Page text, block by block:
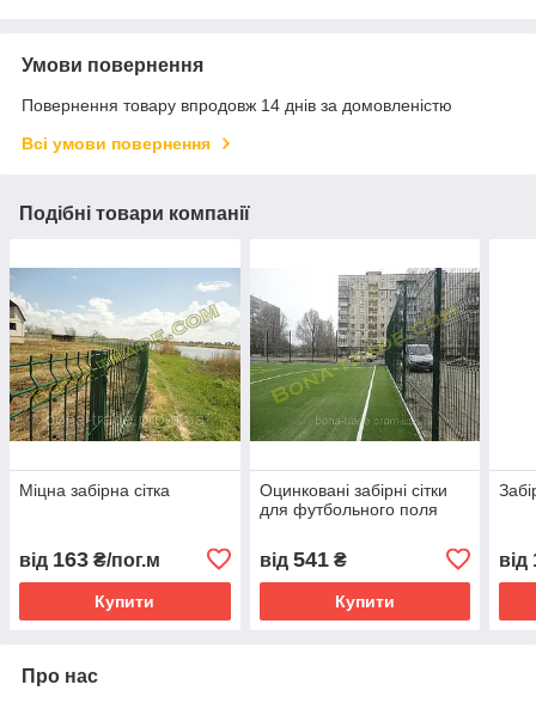
Умови повернення
Повернення товару впродовж 14 днів за домовленістю
Всі умови повернення
Подібні товари компанії
Міцна забірна сітка
від 163 ₴/пог.м
Купити
Оцинковані забірні сітки
для футбольного поля
від 541₴
Купити
від
Про нас